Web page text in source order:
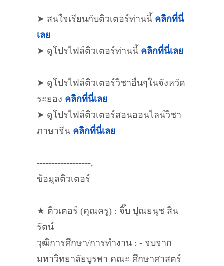
➤ สนใจเรียนกับติวเตอร์ท่านนี้ คลิกที่นี่
เลย
➤ ดูโปรไฟล์ติวเตอร์ท่านนี้ คลิกที่นี่เลย
➤ ดูโปรไฟล์ติวเตอร์วิชาอื่นๆในจังหวัด
ระยอง คลิกที่นี่เลย
➤ ดูโปรไฟล์ติวเตอร์สอนออนไลน์วิชา
ภาษาจีน คลิกที่นี่เลย
------------------,
ข้อมูลติวเตอร์
★ ติวเตอร์ (คุณครู) : จิ๊บ ปุณยนุช สิน
รัตน์
วุฒิการศึกษา/การทำงาน : - จบจาก
มหาวิทยาลัยบูรพา คณะ ศึกษาศาสตร์